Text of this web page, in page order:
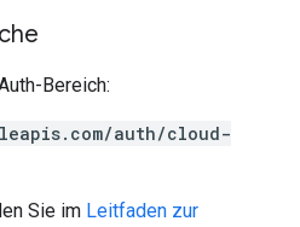
Bereich:
auth/cloud-
Sie im Leitfaden zur